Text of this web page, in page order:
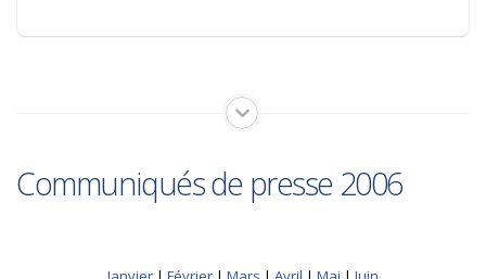
Communiqués de presse 2006